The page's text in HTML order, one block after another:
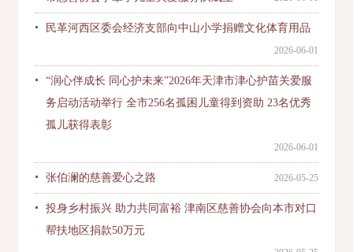
民革河西区委会经济支部向中山小学捐赠文化体育用品
2026-06-01
“润心伴成长 同心护未来”2026年天津市津心护苗关爱服
务启动活动举行 全市256名孤困儿童得到资助 23名优秀
孤儿获得表彰
2026-06-01
张伯澜的慈善爱心之路 2026-05-25
投身乡村振兴 助力共同富裕 津南区慈善协会向本市对口
帮扶地区捐款50万元